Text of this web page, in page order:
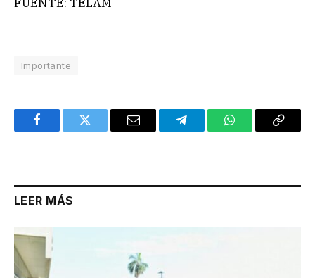
Importante
FacebookTwitter Email TelegramWhatsAppCopy
LEER MÁS